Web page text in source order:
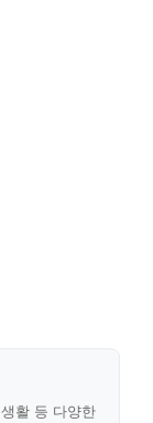
활 등 다양한